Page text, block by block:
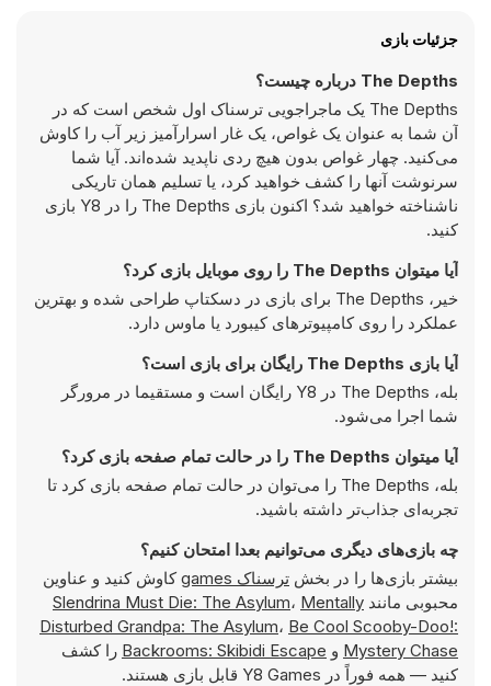
جزئیات بازی
The Depths درباره چیست؟
The Depths یک ماجراجویی ترسناک اول شخص است که در
آن شما به عنوان یک غواص، یک غار اسرارآمیز زیر آب را کاوش
می‌کنید. چهار غواص بدون هیچ ردی ناپدید شده‌اند. آیا شما
سرنوشت آنها را کشف خواهید کرد، یا تسلیم همان تاریکی
ناشناخته خواهید شد؟ اکنون بازی The Depths را در Y8 بازی
کنید.
آیا میتوان The Depths را روی موبایل بازی کرد؟
خیر، The Depths برای بازی در دسکتاپ طراحی شده و بهترین
عملکرد را روی کامپیوتر‌های کیبورد یا ماوس دارد.
آیا بازی The Depths رایگان برای بازی است؟
بله، The Depths در Y8 رایگان است و مستقیما در مرورگر
شما اجرا می‌شود.
آیا میتوان The Depths را در حالت تمام صفحه بازی کرد؟
بله، The Depths را می‌توان در حالت تمام صفحه بازی کرد تا
تجربه‌ای جذاب‌تر داشته باشید.
چه بازی‌های دیگری می‌توانیم بعدا امتحان کنیم؟
بیشتر بازی‌ها را در بخش ترسناک games
کاوش کنید و عناوین
محبوبی مانند
Slendrina Must Die: The Asylum، Mentally
Disturbed Grandpa: The Asylum، Be Cool Scooby-Doo!:
Mystery Chase و Backrooms: Skibidi Escape را کشف
کنید — همه فوراً در Y8 Games قابل بازی هستند.